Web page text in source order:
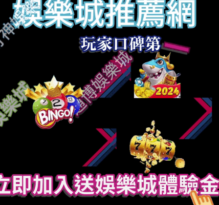
家李智勇對記者說。此外，近些年來，雅芳負面消息不
斷，但是雅芳卻未能有積極的回應，外界所能感受到的正
面信息很少。業內人士指出，雅芳進入中國后一直“水土不
服”，無法找到適合自己的經營模式，最終也將無法擺脫退
出中國的命運。公司簡介1990年，雅芳投資2795萬美元與
廣州美晨股份有限公司合資成立“中美合資·廣州雅芳有限公
司”正式全面入駐中國市場。1990年11月，雅芳在中國成
立了第一家分公司——廣州陵園西分公司，開始了在中國
的首次業務。1998年，雅芳積極配合國家政策，暫停所有
直銷營運，并隨后成為中國首家獲政府批準轉型的企業，
采用批發、零售方式進行產品銷售。同年9月，雅芳又獲國
家對外貿易經濟合作部的批準，采用“店鋪銷售 雇用推銷
員”的體制銷售。中國區總經理林展宏（JohnLin），男，華
裔，臺灣人氏，一直受西方式教育，原任雅芳加拿大公司
首席執行官，現任雅芳中國區總經理。林展宏于2012年3
月1日被任命為雅芳中國區總經理之時，其面臨的是雅芳在